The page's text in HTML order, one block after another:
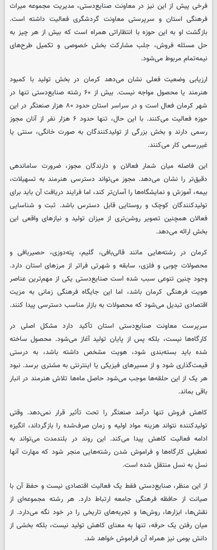
فرخی پیش از این نیز در معاونت صنایع‌دستی، مدیریت مجموعه میراث
فرهنگی استان و سرپرستی معاونت گردشگری فعالیت داشته است.
بازگشت او به این حوزه با انتظاراتی همراه است که بیش از هر چیز به
حل مسئله فروش، جلب مشارکت بخش خصوصی و تکمیل طرح‌های
نیمه‌تمام مربوط می‌شود.
ارزیابی وضعیت فعلی نشان می‌دهد کرمان در بخش تولید با کمبود
هنرمند یا محصول مواجه نیست. بیش از ۶۰ رشته صنایع‌دستی تنها در
شهر کرمان فعال است و در سراسر استان حدود ۸۰ هزار صنعتگر در این
حوزه فعالیت می‌کنند. با این حال، تنها حدود ۶ هزار نفر از آنان مجوز
رسمی دارند و بخش بزرگی از تولیدکنندگان به صورت خانگی، سنتی یا
غیررسمی کار می‌کنند.
این فاصله میان شمار فعالان و دارندگان مجوز، ضرورت ساماندهی
دقیق‌تر را نشان می‌دهد. مجوز می‌تواند دسترسی هنرمند به تسهیلات،
بیمه، آموزش و نمایشگاه‌ها را آسان‌تر کند، اما فرایند دریافت آن باید برای
تولیدکنندگان کوچک و روستایی قابل دسترس باشد. ثبت و شناسایی
فعالان همچنین تصویر روشن‌تری از میزان تولید و نیازهای واقعی این
بخش ارائه می‌دهد.
کرمان در رشته‌هایی مانند قالی‌بافی، گلیم، پته‌دوزی، حصیربافی و
محصولات چوبی و فلزی، سابقه و شهرتی فراتر از مرزهای استان دارد.
وجود چنین تنوعی سبب شده است صنایع‌دستی یکی از مهم‌ترین عناصر
هویت فرهنگی کرمان باشد، اما این جایگاه فرهنگی زمانی به مزیت
اقتصادی تبدیل می‌شود که محصولات به بازار مناسب دسترسی پیدا کنند.
سرپرست معاونت صنایع‌دستی استان تأکید دارد مشکل اصلی در
کارگاه‌ها نیست، بلکه پس از پایان تولید آغاز می‌شود. محصول ساخته
شده باید بسته‌بندی شود، هویت مشخص داشته باشد، به درستی
قیمت‌گذاری شود و از مسیرهای فیزیکی یا اینترنتی به مشتری برسد. نبود
هر یک از این حلقه‌ها موجب می‌شود حاصل ماه‌ها تلاش هنرمند در انبار
باقی بماند.
کاهش فروش تنها درآمد صنعتگر را تحت تأثیر قرار نمی‌دهد. وقتی
تولیدکننده نتواند هزینه مواد اولیه و زمان صرف‌شده را بازگرداند، انگیزه
ادامه فعالیت کاهش پیدا می‌کند. این روند در بلندمدت می‌تواند به
تعطیلی کارگاه‌ها و فراموش شدن رشته‌هایی منجر شود که مهارت آنها
نسل به نسل منتقل شده است.
از این منظر، صنایع‌دستی فقط یک فعالیت اقتصادی نیست و حفظ آن با
صیانت از حافظه فرهنگی جامعه ارتباط دارد. هر رشته مجموعه‌ای از
نقش‌ها، ابزارها، روش‌ها و تجربه‌های تاریخی را در خود نگه می‌دارد. از
میان رفتن یک حرفه، تنها به معنای کاهش تولید نیست، بلکه بخشی از
دانش بومی نیز همراه آن فراموش خواهد شد.